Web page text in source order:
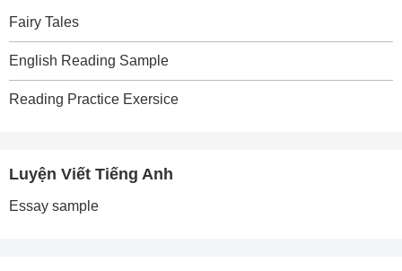
Fairy Tales
English Reading Sample
Reading Practice Exersice
Luyện Viết Tiếng Anh
Essay sample